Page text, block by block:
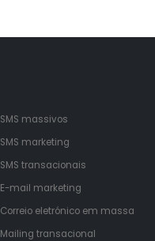
SMS massivos
SMS marketing
SMS transacionais
E-mail marketing
Correio eletrónico em massa
Mailing transacional